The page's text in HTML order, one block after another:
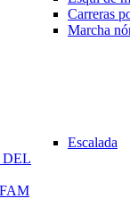
Carreras
Marcha
Escalada
DEL